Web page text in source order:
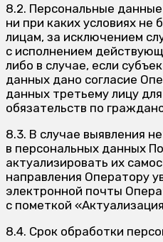
8.2. Персональные
ни при каких условиях
лицам, за исключением
с исполнением
либо в случае, если
данных дано согласие
данных третьему лицу
обязательств по
8.3. В случае выявления
в персональных данных
актуализировать их
направления Оператору
электронной почты
с пометкой
8.4. Срок обработки